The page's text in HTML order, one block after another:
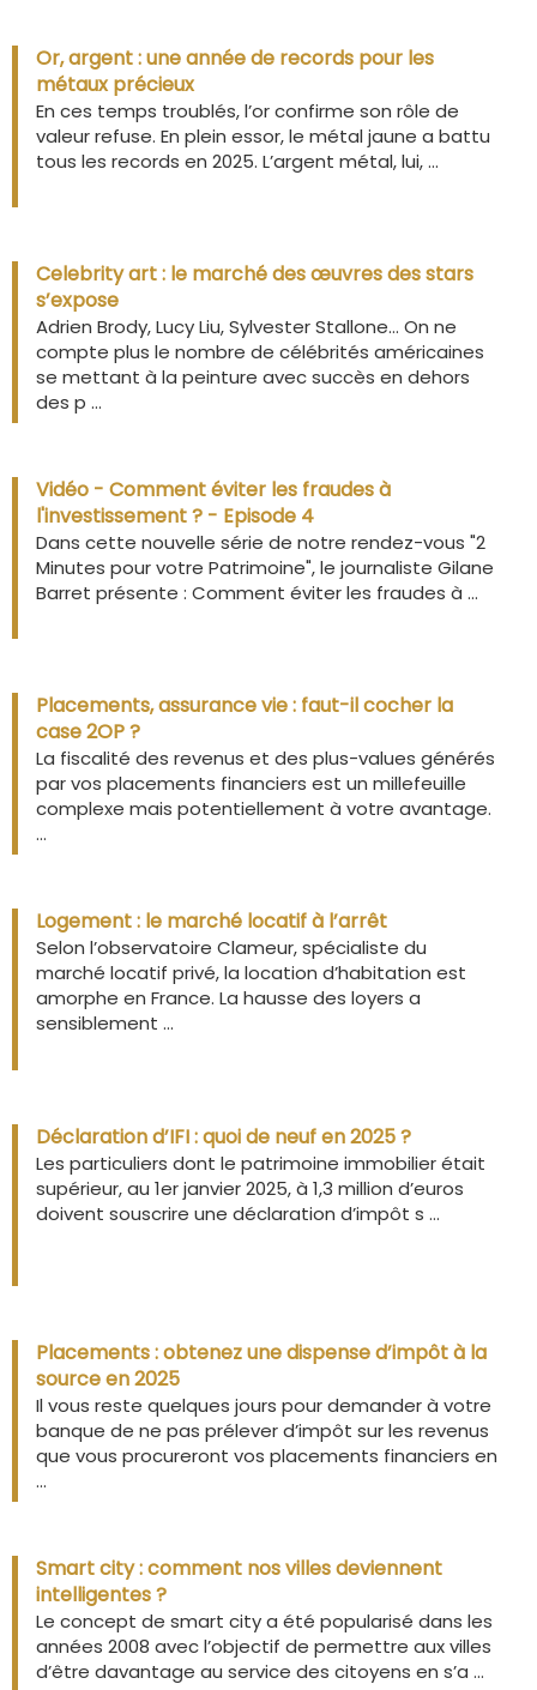
Or, argent : une année de records pour les
métaux précieux
En ces temps troublés, l’or confirme son rôle de
valeur refuse. En plein essor, le métal jaune a battu
tous les records en 2025. L’argent métal, lui, ...
Celebrity art : le marché des œuvres des stars
s’expose
Adrien Brody, Lucy Liu, Sylvester Stallone… On ne
compte plus le nombre de célébrités américaines
se mettant à la peinture avec succès en dehors
des p ...
Vidéo - Comment éviter les fraudes à
l'investissement ? - Episode 4
Dans cette nouvelle série de notre rendez-vous "2
Minutes pour votre Patrimoine", le journaliste Gilane
Barret présente : Comment éviter les fraudes à ...
Placements, assurance vie : faut-il cocher la
case 2OP ?
La fiscalité des revenus et des plus-values générés
par vos placements financiers est un millefeuille
complexe mais potentiellement à votre avantage.
...
Logement : le marché locatif à l’arrêt
Selon l’observatoire Clameur, spécialiste du
marché locatif privé, la location d’habitation est
amorphe en France. La hausse des loyers a
sensiblement ...
Déclaration d’IFI : quoi de neuf en 2025 ?
Les particuliers dont le patrimoine immobilier était
supérieur, au 1er janvier 2025, à 1,3 million d’euros
doivent souscrire une déclaration d’impôt s ...
Placements : obtenez une dispense d’impôt à la
source en 2025
Il vous reste quelques jours pour demander à votre
banque de ne pas prélever d’impôt sur les revenus
que vous procureront vos placements financiers en
...
Smart city : comment nos villes deviennent
intelligentes ?
Le concept de smart city a été popularisé dans les
années 2008 avec l’objectif de permettre aux villes
d’être davantage au service des citoyens en s’a ...